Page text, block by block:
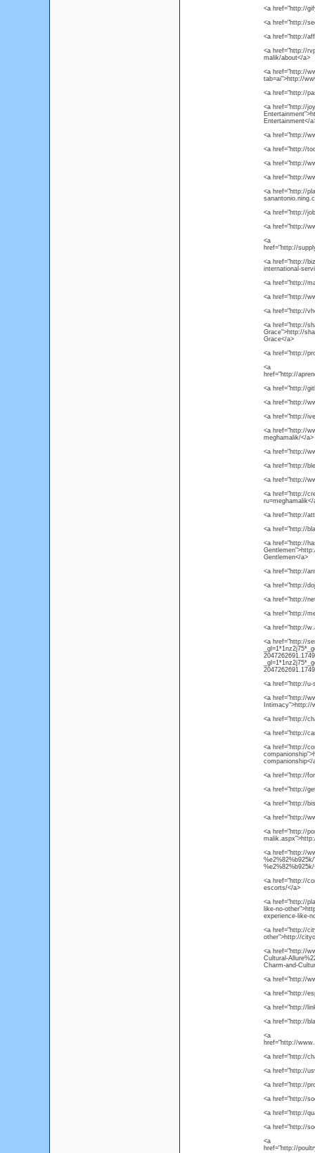
<a href="http://
<a href="http://
<a href="http://
<a href="http://
malik/about</a>
<a href="http://
tab=ai">http://
<a href="http://
<a href="http://
Entertainment</
<a href="http://
<a href="http://
<a href="http://
<a href="http://
<a href="http://
<a href="http://
<a href="http://
<a
href="http://
<a href="http://
international-
<a href="http://
<a href="http://
<a href="http://
<a href="http://
Grace">http://
Grace</a>
<a href="http://
<a
href="http://
<a href="http://
<a href="http://
<a href="http://
<a href="http://
meghamalik/</a>
<a href="http://
<a href="http://
<a href="http://
<a href="http://
ru=meghamalik</
<a href="http://
<a href="http://
<a href="http://
Gentlemen</a>
<a href="http://
<a href="http://
<a href="http://
<a href="http://
<a href="http://
<a href="http://
<a href="http://u-
<a href="http://
Intimacy">http://
<a href="http://
<a href="http://
<a href="http://
companionship</
<a href="http://
<a href="http://
<a href="http://
<a href="http://
<a href="http://
<a href="http://
%e2%82%b925k/
<a href="http://
escorts/</a>
<a href="http://
like-no-
experience-like-
<a href="http://
other">http://
<a href="http://
Cultural-
Charm-and-
<a href="http://
<a href="http://
<a href="http://
<a href="http://
<a
href="http://
<a href="http://
<a href="http://
<a href="http://
<a href="http://
<a href="http://
<a href="http://
<a
href="http://